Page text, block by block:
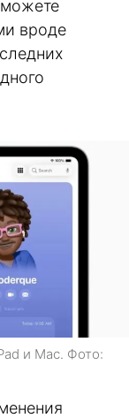
вроде
и Mac. Фото: